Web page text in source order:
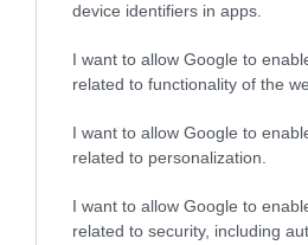
device identifiers in apps.
I want to allow Google to
related to functionality of the
I want to allow Google to
related to personalization.
I want to allow Google to
related to security, including
KIRÁNDULÁS A
ARBORÉTUMBA
2026-08-04